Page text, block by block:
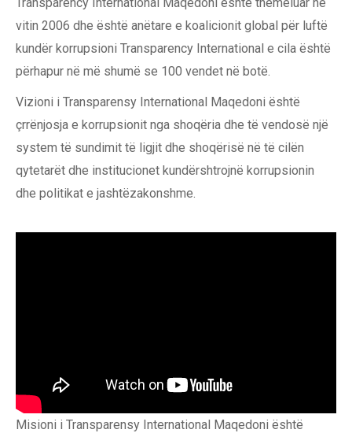
vitin 2006 dhe është anëtare e koalicionit global për luftë
kundër korrupsioni Transparency International e cila është
përhapur në më shumë se 100 vendet në botë.
Vizioni i Transparensy International Maqedoni është
çrrënjosja e korrupsionit nga shoqëria dhe të vendosë një
system të sundimit të ligjit dhe shoqërisë në të cilën
qytetarët dhe institucionet kundërshtrojnë korrupsionin
dhe politikat e jashtëzakonshme.
Misioni i Transparensy International Maqedoni është